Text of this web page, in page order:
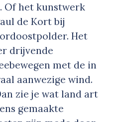
Of het kunstwerk
de Kort bij
Het
drijvende
met de in
aanwezige wind.
zie je wat land art
gemaakte